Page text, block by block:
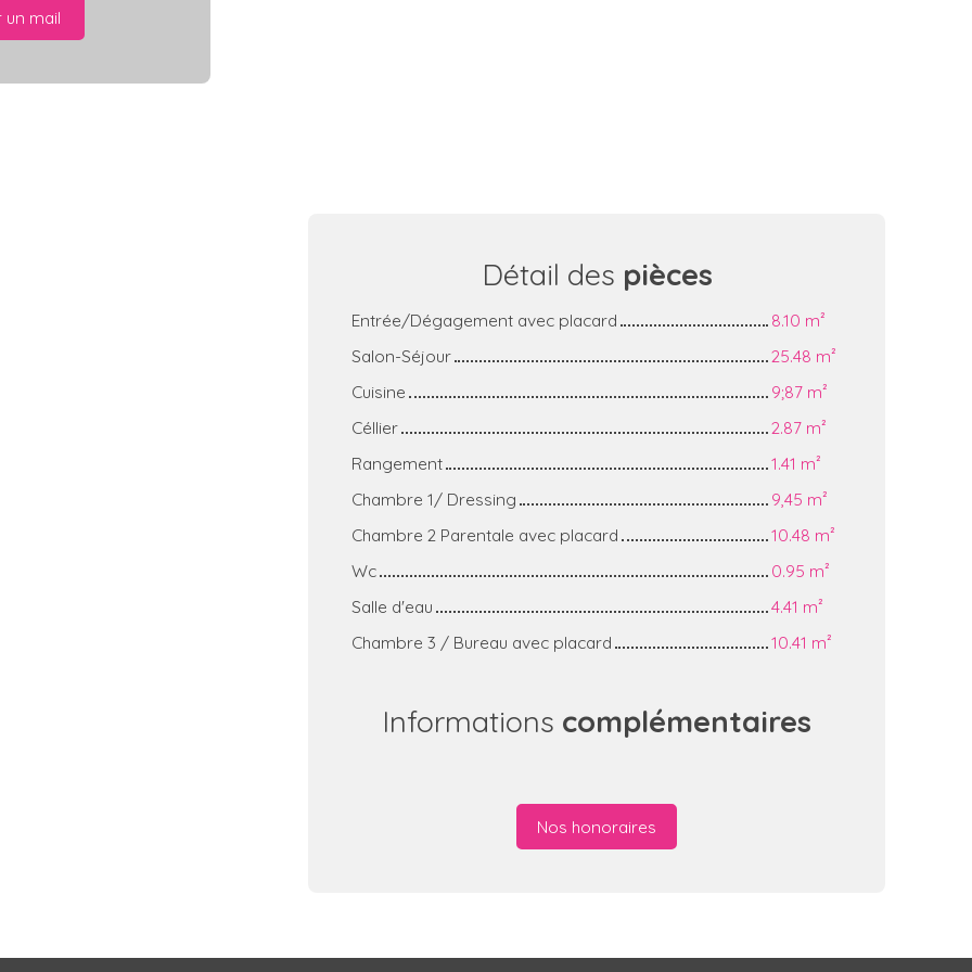
un mail
Détail des pièces
Entrée/Dégagement avec placard
8.10 m²
Salon-Séjour
25.48 m²
Cuisine
9;87 m²
Céllier
2.87 m²
Rangement
1.41 m²
Chambre 1/ Dressing
9,45 m²
Chambre 2 Parentale avec placard
10.48 m²
Wc
0.95 m²
Salle d'eau
4.41 m²
Chambre 3 / Bureau avec placard
10.41 m²
Informations complémentaires
Nos honoraires